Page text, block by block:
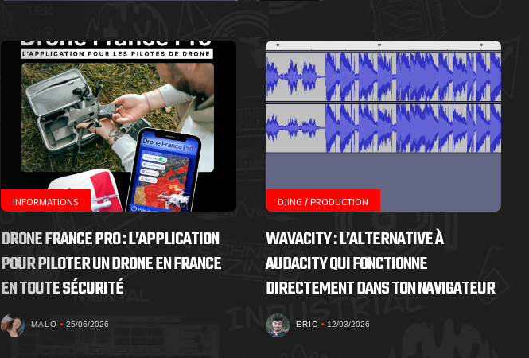
de
Nous
Contactez-
nous
!
Search
INFORMATIONS
DRONE FRANCE PRO : L’APPLICATION
POUR PILOTER UN DRONE EN FRANCE
EN TOUTE SÉCURITÉ
MALO 25/06/2026
DJING / PRODUCTION
WAVACITY : L’ALTERNATIVE À
AUDACITY QUI FONCTIONNE
DIRECTEMENT DANS TON NAVIGATEUR
ERIC 12/03/2026